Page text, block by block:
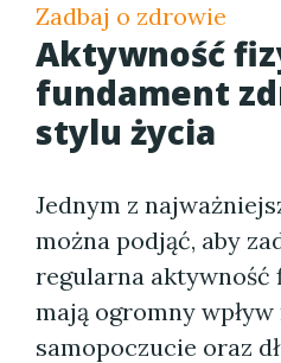
Zadbaj o zdrowie
Aktywność
fundament
stylu życia
Jednym z
można podjąć, aby
regularna aktywność
mają ogromny wpływ
samopoczucie oraz